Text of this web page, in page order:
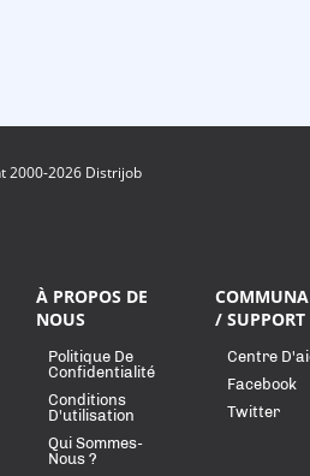
2000-2026 Distrijob
À PROPOS DE
NOUS
Politique De
Confidentialité
Conditions
D'utilisation
Qui Sommes-
Nous ?
/ SUPPORT
Centre
Facebook
Twitter